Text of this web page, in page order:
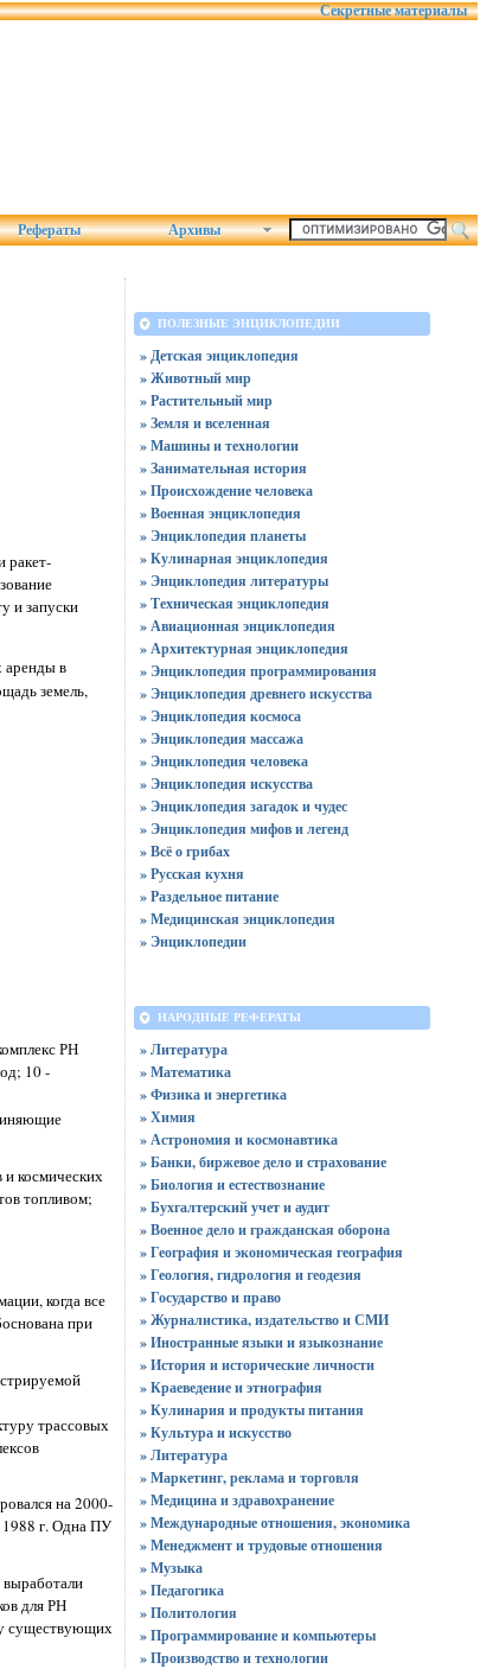
Секретные материалы
Рефераты Архивы
ракет-
и запуски
аренды в
земель,
РН
10 -
космических
топливом;
когда все
при
трассовых
на 2000-
1988 г. Одна ПУ
для РН
существующих
ПОЛЕЗНЫЕ ЭНЦИКЛОПЕДИИ
» Детская энциклопедия
» Животный мир
» Растительный мир
» Земля и вселенная
» Машины и технологии
» Занимательная история
» Происхождение человека
» Военная энциклопедия
» Энциклопедия планеты
» Кулинарная энциклопедия
» Энциклопедия литературы
» Техническая энциклопедия
» Авиационная энциклопедия
» Архитектурная энциклопедия
» Энциклопедия программирования
» Энциклопедия древнего искусства
» Энциклопедия космоса
» Энциклопедия массажа
» Энциклопедия человека
» Энциклопедия искусства
» Энциклопедия загадок и чудес
» Энциклопедия мифов и легенд
» Всё о грибах
» Русская кухня
» Раздельное питание
» Медицинская энциклопедия
» Энциклопедии
НАРОДНЫЕ РЕФЕРАТЫ
» Литература
» Математика
» Физика и энергетика
» Химия
» Астрономия и космонавтика
» Банки, биржевое дело и страхование
» Биология и естествознание
» Бухгалтерский учет и аудит
» Военное дело и гражданская оборона
» География и экономическая география
» Геология, гидрология и геодезия
» Государство и право
» Журналистика, издательство и СМИ
» Иностранные языки и языкознание
» История и исторические личности
» Краеведение и этнография
» Кулинария и продукты питания
» Культура и искусство
» Литература
» Маркетинг, реклама и торговля
» Медицина и здравохранение
» Международные отношения, экономика
» Менеджмент и трудовые отношения
» Музыка
» Педагогика
» Политология
» Программирование и компьютеры
» Производство и технологии